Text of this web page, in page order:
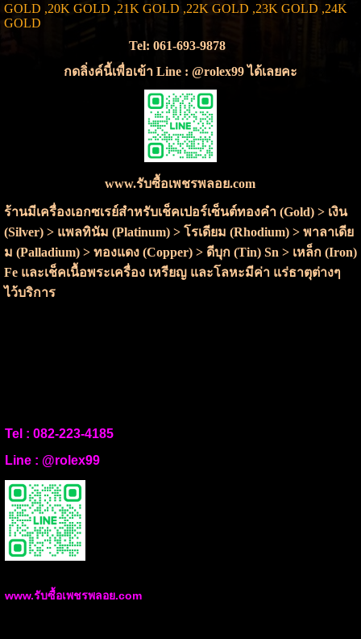
GOLD ,20K GOLD ,21K GOLD ,22K GOLD ,23K GOLD ,24K
GOLD
Tel: 061-693-9878
กดลิ่งค์นี้เพื่อเข้า Line : @rolex99 ได้เลยคะ
www.รับซื้อเพชรพลอย.com
ร้านมีเครื่องเอกซเรย์สำหรับเช็คเปอร์เซ็นต์ทองคำ (Gold) > เงิน
(Silver) > แพลทินัม (Platinum) > โรเดียม (Rhodium) > พาลาเดีย
ม (Palladium) > ทองแดง (Copper) > ดีบุก (Tin) Sn > เหล็ก (Iron)
Fe และเช็คเนื้อพระเครื่อง เหรียญ และโลหะมีค่า แร่ธาตุต่างๆ
ไว้บริการ
Tel : 082-223-4185
Line : @rolex99
www.รับซื้อเพชรพลอย.com